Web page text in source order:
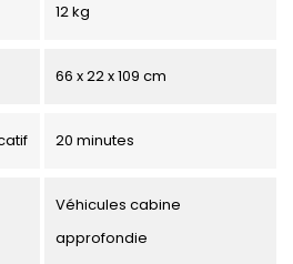
12 kg
66 x 22 x 109 cm
20 minutes
Véhicules cabine
approfondie